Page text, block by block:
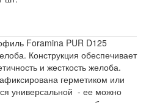
Foramina PUR D125
Конструкция обеспечивает
и жесткость желоба.
герметиком или
универсальной - ее можно